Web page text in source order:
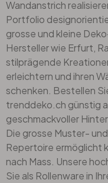
Wandanstrich
Portfolio
grosse und kleine
Hersteller wie Erfurt,
stilprägende
erleichtern und ihren
schenken. Bestellen
trenddeko.ch günstig
geschmackvoller
Die grosse Muster-
Repertoire ermöglicht
nach Mass. Unsere
Sie als Rollenware in